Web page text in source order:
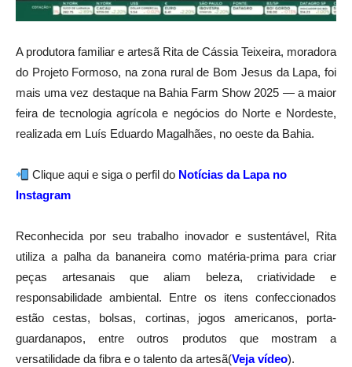
A produtora familiar e artesã Rita de Cássia Teixeira, moradora
do Projeto Formoso, na zona rural de Bom Jesus da Lapa, foi
mais uma vez destaque na Bahia Farm Show 2025 — a maior
feira de tecnologia agrícola e negócios do Norte e Nordeste,
realizada em Luís Eduardo Magalhães, no oeste da Bahia.
Clique aqui e siga o perfil do Notícias da Lapa no
Instagram
Reconhecida por seu trabalho inovador e sustentável, Rita
utiliza a palha da bananeira como matéria-prima para criar
peças artesanais que aliam beleza, criatividade e
responsabilidade ambiental. Entre os itens confeccionados
estão cestas, bolsas, cortinas, jogos americanos, porta-
guardanapos, entre outros produtos que mostram a
versatilidade da fibra e o talento da artesã(Veja vídeo).